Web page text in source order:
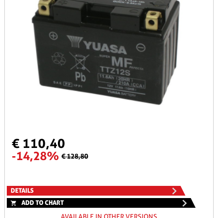
€ 110,40
-14,28% € 128,80
DETAILS
ADD TO CHART